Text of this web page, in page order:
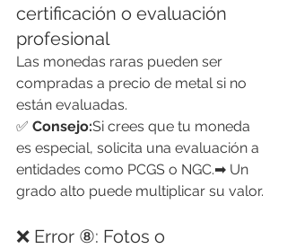
certificación o evaluación
profesional
Las monedas raras pueden ser
compradas a precio de metal si no
están evaluadas.
✅ Consejo:Si crees que tu moneda
es especial, solicita una evaluación a
entidades como PCGS o NGC.➡ Un
grado alto puede multiplicar su valor.
❌ Error ⑧: Fotos o